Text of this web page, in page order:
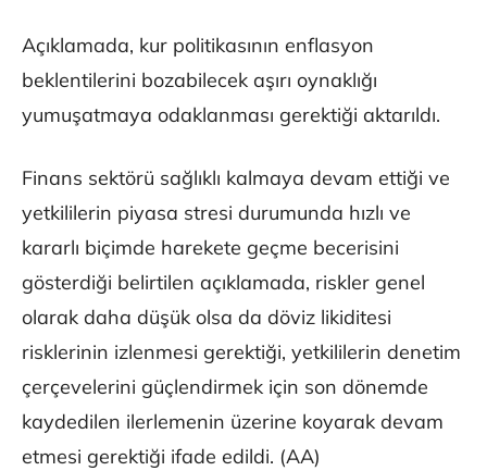
Açıklamada, kur politikasının enflasyon
beklentilerini bozabilecek aşırı oynaklığı
yumuşatmaya odaklanması gerektiği aktarıldı.
Finans sektörü sağlıklı kalmaya devam ettiği ve
yetkililerin piyasa stresi durumunda hızlı ve
kararlı biçimde harekete geçme becerisini
gösterdiği belirtilen açıklamada, riskler genel
olarak daha düşük olsa da döviz likiditesi
risklerinin izlenmesi gerektiği, yetkililerin denetim
çerçevelerini güçlendirmek için son dönemde
kaydedilen ilerlemenin üzerine koyarak devam
etmesi gerektiği ifade edildi. (AA)